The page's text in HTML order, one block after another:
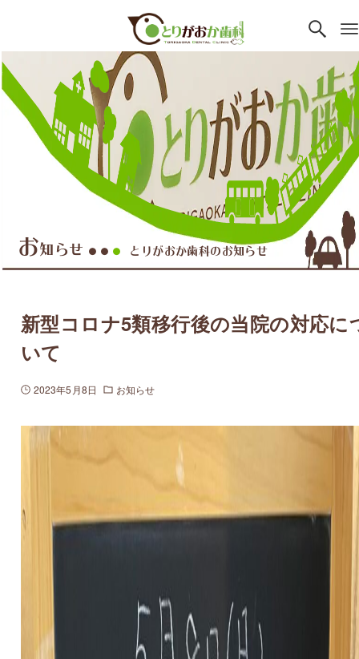
お知らせ ●● ● とりがおか歯科のお知らせ
新型コロナ5類移行後の当院の対応に
いて
2023年5月8日 お知らせ